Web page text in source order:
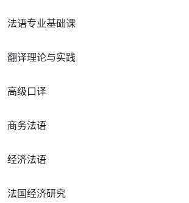
法语专业基础课
翻译理论与实践
高级口译
商务法语
经济法语
法国经济研究